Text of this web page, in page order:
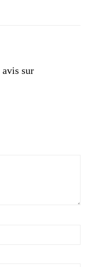
avis sur